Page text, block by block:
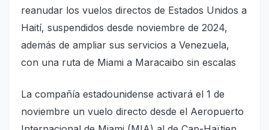
reanudar los vuelos directos de Estados Unidos a
Haití, suspendidos desde noviembre de 2024,
además de ampliar sus servicios a Venezuela,
con una ruta de Miami a Maracaibo sin escalas
La compañía estadounidense activará el 1 de
noviembre un vuelo directo desde el Aeropuerto